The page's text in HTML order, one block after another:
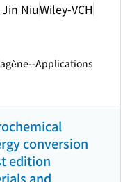
NiuWiley-VCH
Applications
conversion
edition
and